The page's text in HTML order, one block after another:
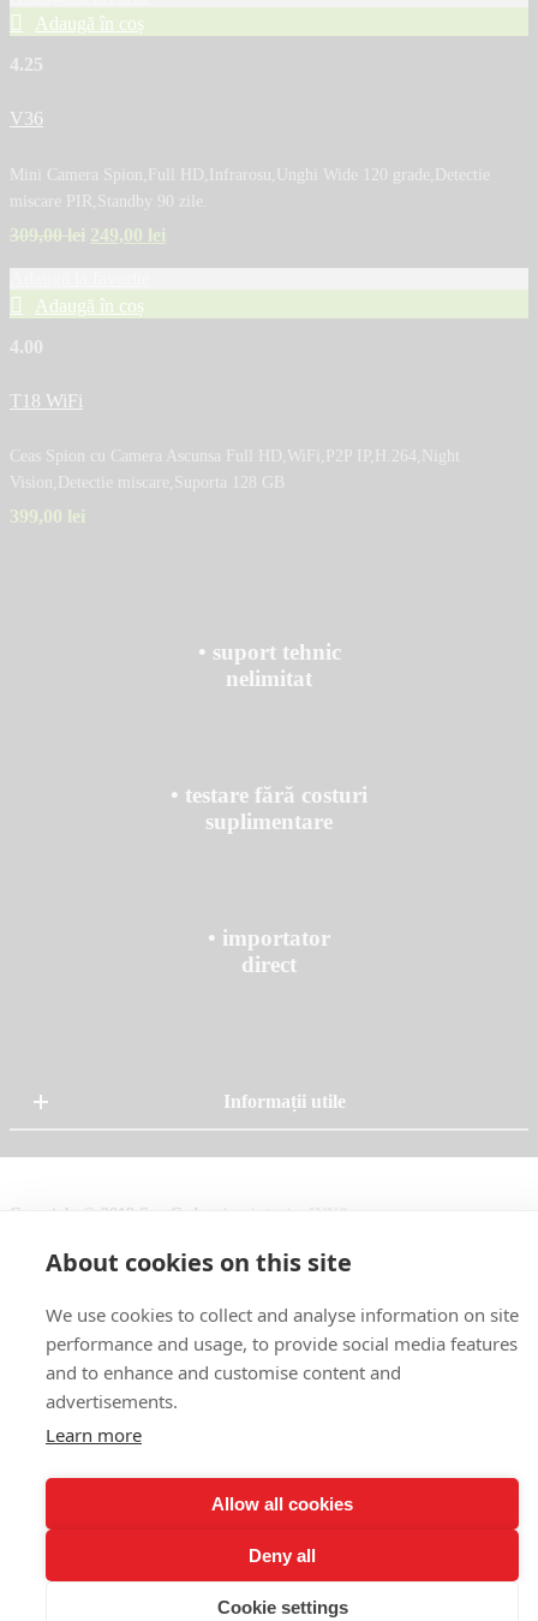
Adaugă în coș
4.25
V36
Mini Camera Spion,Full HD,Infrarosu,Unghi Wide 120 grade,Detectie
miscare PIR,Standby 90 zile.
309,00lei 249,00 lei
Adaugă în coș
4.00
T18 WiFi
Ceas Spion cu Camera Ascunsa Full HD,WiFi,P2P IP,H.264,Night
Vision,Detectie miscare,Suporta 128 GB
399,00 lei
• suport tehnic
nelimitat
• testare fără costuri
suplimentare
• importator
direct
Informații utile
Copyright © 2019 Spy Gadget | website by INK9
Acest site folosește cookies Accept
About cookies on this site
We use cookies to collect and analyse information on site
performance and usage, to provide social media features
and to enhance and customise content and
advertisements.
Learn more
Allow all cookies
Deny all
Cookie settings